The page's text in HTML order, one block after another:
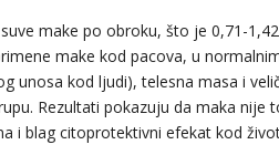
make po obroku, što je 0,71-
make kod pacova, u
unosa kod ljudi), telesna masa i
Rezultati pokazuju da maka nije
i blag citoprotektivni efekat kod